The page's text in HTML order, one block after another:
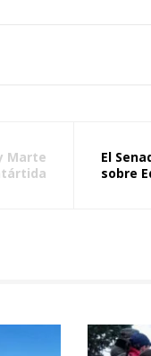
Marte
El
sobre